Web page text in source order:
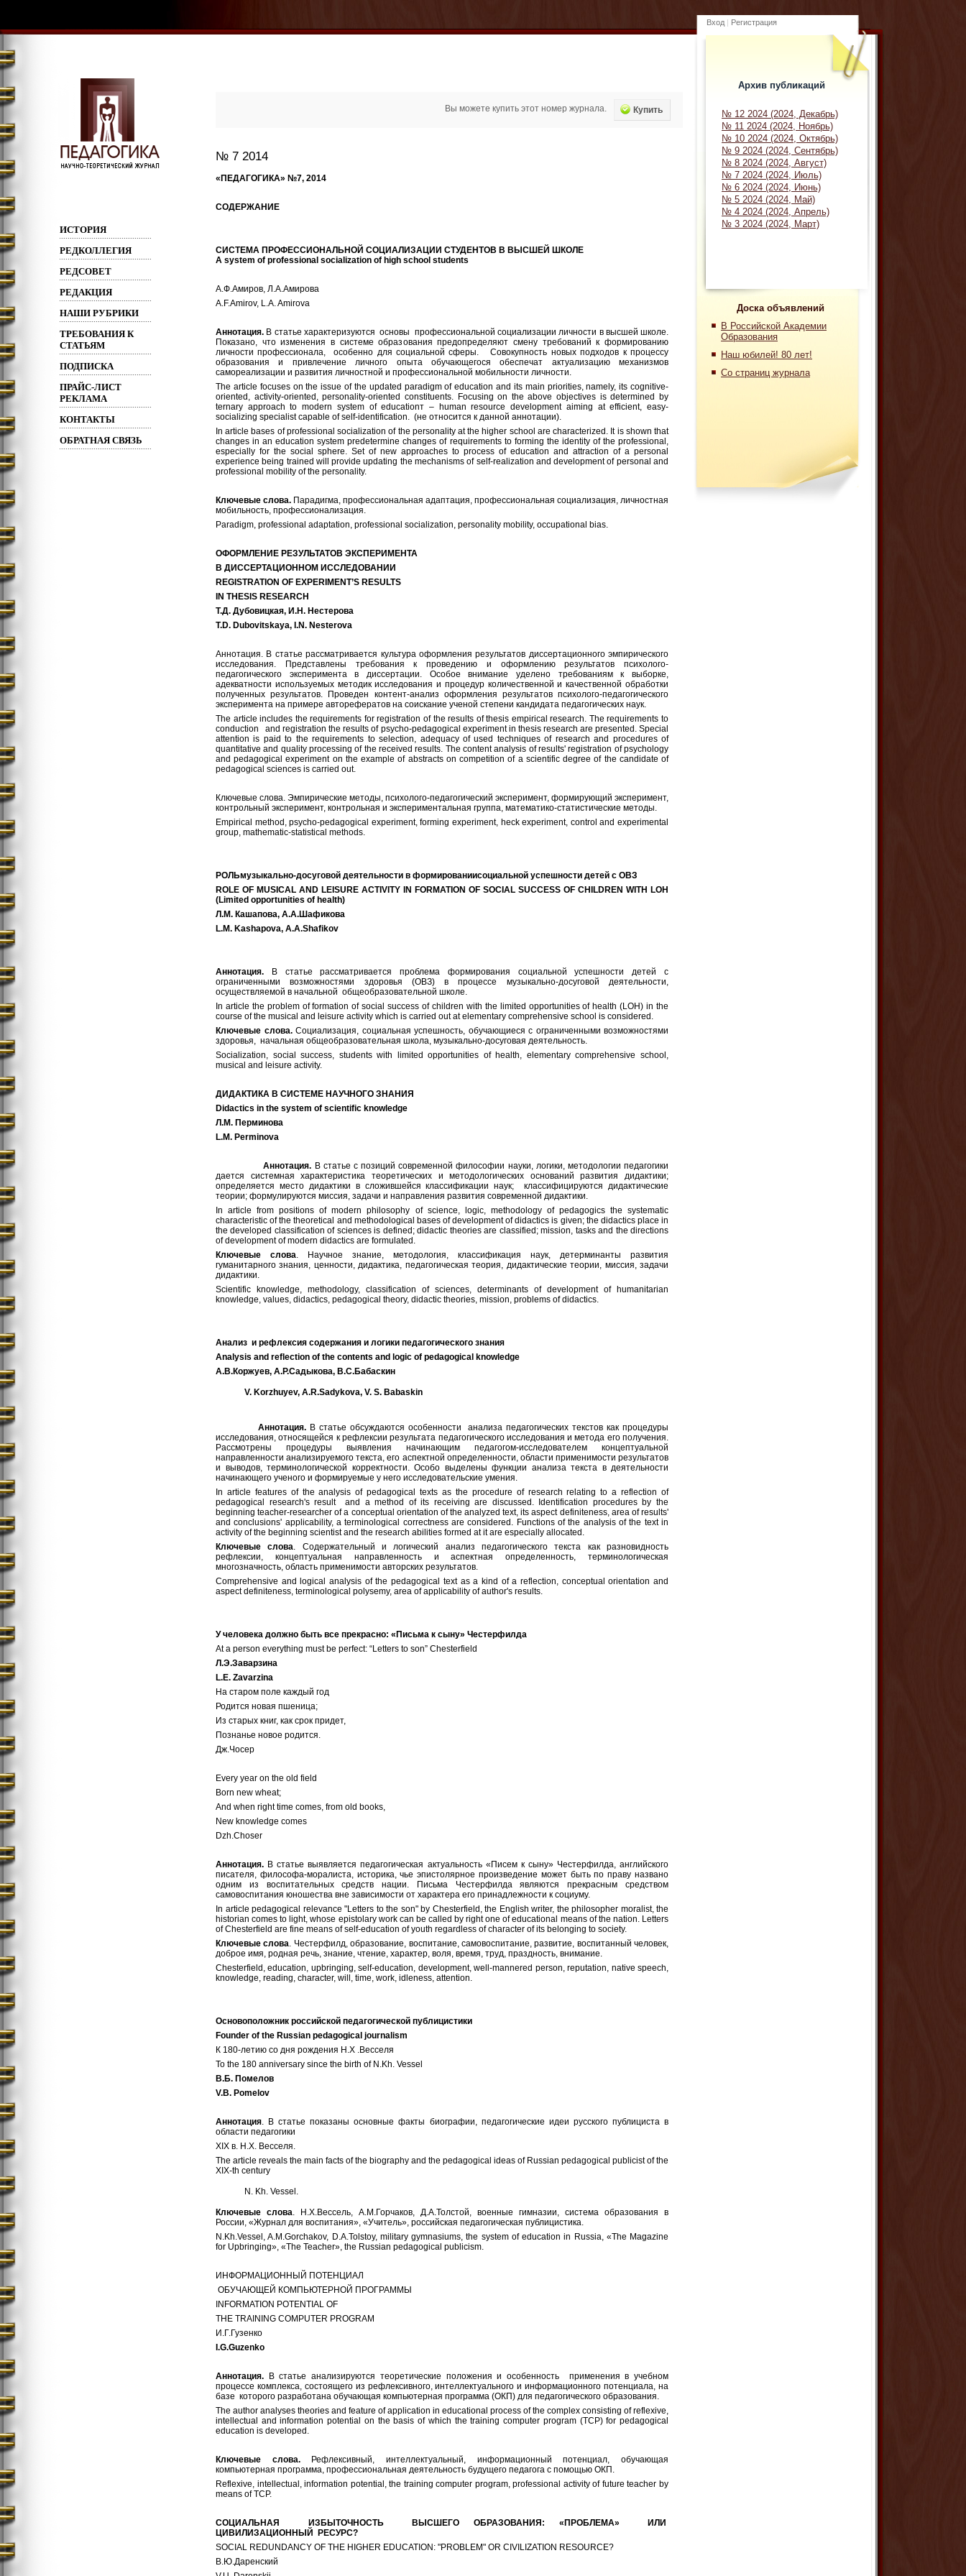
Вход | Регистрация
ИСТОРИЯ
РЕДКОЛЛЕГИЯ
РЕДСОВЕТ
РЕДАКЦИЯ
НАШИ РУБРИКИ
ТРЕБОВАНИЯ К
СТАТЬЯМ
ПОДПИСКА
ПРАЙС-ЛИСТ
РЕКЛАМА
КОНТАКТЫ
ОБРАТНАЯ СВЯЗЬ
Архив публикаций
№ 12 2024 (2024, Декабрь)
№ 11 2024 (2024, Ноябрь)
№ 10 2024 (2024, Октябрь)
№ 9 2024 (2024, Сентябрь)
№ 8 2024 (2024, Август)
№ 7 2024 (2024, Июль)
№ 6 2024 (2024, Июнь)
№ 5 2024 (2024, Май)
№ 4 2024 (2024, Апрель)
№ 3 2024 (2024, Март)
Доска объявлений
В Российской Академии
Образования
Наш юбилей! 80 лет!
Со страниц журнала
Купить
Вы можете купить этот номер журнала.
№ 7 2014
«ПЕДАГОГИКА» №7, 2014
СОДЕРЖАНИЕ
СИСТЕМА ПРОФЕССИОНАЛЬНОЙ СОЦИАЛИЗАЦИИ СТУДЕНТОВ В ВЫСШЕЙ ШКОЛЕ
A system of professional socialization of high school students
А.Ф.Амиров, Л.А.Амирова
A.F.Amirov, L.A. Amirova
Аннотация. В статье характеризуются основы профессиональной социализации личности в высшей школе.
Показано, что изменения в системе образования предопределяют смену требований к формированию
личности профессионала, особенно для социальной сферы. Совокупность новых подходов к процессу
образования и привлечение личного опыта обучающегося обеспечат актуализацию механизмов
самореализации и развития личностной и профессиональной мобильности личности.
The article focuses on the issue of the updated paradigm of education and its main priorities, namely, its cognitive-
oriented, activity-oriented, personality-oriented constituents. Focusing on the above objectives is determined by
ternary approach to modern system of educationт – human resource development aiming at efficient, easy-
socializing specialist capable of self-identification. (не относится к данной аннотации).
In article bases of professional socialization of the personality at the higher school are characterized. It is shown that
changes in an education system predetermine changes of requirements to forming the identity of the professional,
especially for the social sphere. Set of new approaches to process of education and attraction of a personal
experience being trained will provide updating the mechanisms of self-realization and development of personal and
professional mobility of the personality.
Ключевые слова. Парадигма, профессиональная адаптация, профессиональная социализация, личностная
мобильность, профессионализация.
Paradigm, professional adaptation, professional socialization, personality mobility, occupational bias.
ОФОРМЛЕНИЕ РЕЗУЛЬТАТОВ ЭКСПЕРИМЕНТА
В ДИССЕРТАЦИОННОМ ИССЛЕДОВАНИИ
REGISTRATION OF EXPERIMENT’S RESULTS
IN THESIS RESEARCH
Т.Д. Дубовицкая, И.Н. Нестерова
T.D. Dubovitskaya, I.N. Nesterova
Аннотация. В статье рассматривается культура оформления результатов диссертационного эмпирического
исследования. Представлены требования к проведению и оформлению результатов психолого-
педагогического эксперимента в диссертации. Особое внимание уделено требованиям к выборке,
адекватности используемых методик исследования и процедур количественной и качественной обработки
полученных результатов. Проведен контент-анализ оформления результатов психолого-педагогического
эксперимента на примере авторефератов на соискание ученой степени кандидата педагогических наук.
The article includes the requirements for registration of the results of thesis empirical research. The requirements to
conduction and registration the results of psycho-pedagogical experiment in thesis research are presented. Special
attention is paid to the requirements to selection, adequacy of used techniques of research and procedures of
quantitative and quality processing of the received results. The content analysis of results' registration of psychology
and pedagogical experiment on the example of abstracts on competition of a scientific degree of the candidate of
pedagogical sciences is carried out.
Ключевые слова. Эмпирические методы, психолого-педагогический эксперимент, формирующий эксперимент,
контрольный эксперимент, контрольная и экспериментальная группа, математико-статистические методы.
Empirical method, psycho-pedagogical experiment, forming experiment, heck experiment, control and experimental
group, mathematic-statistical methods.
РОЛЬмузыкально-досуговой деятельности в формированиисоциальной успешности детей с ОВЗ
ROLE OF MUSICAL AND LEISURE ACTIVITY IN FORMATION OF SOCIAL SUCCESS OF CHILDREN WITH LOH
(Limited opportunities of health)
Л.М. Кашапова, А.А.Шафикова
L.M. Kashapova, A.A.Shafikov
Аннотация.
В статье рассматривается проблема формирования социальной успешности детей с
ограниченными возможностями здоровья (ОВЗ) в процессе музыкально-досуговой деятельности,
осуществляемой в начальной общеобразовательной школе.
In article the problem of formation of social success of children with the limited opportunities of health (LOH) in the
course of the musical and leisure activity which is carried out at elementary comprehensive school is considered.
Ключевые слова. Социализация, социальная успешность, обучающиеся с ограниченными возможностями
здоровья, начальная общеобразовательная школа, музыкально-досуговая деятельность.
Socialization, social success, students with limited opportunities of health, elementary comprehensive school,
musical and leisure activity.
ДИДАКТИКА В СИСТЕМЕ НАУЧНОГО ЗНАНИЯ
Didactics in the system of scientific knowledge
Л.М. Перминова
L.M. Perminova
Аннотация. В статье с позиций современной философии науки, логики, методологии педагогики
дается системная характеристика теоретических и методологических оснований развития дидактики;
определяется место дидактики в сложившейся классификации наук; классифицируются дидактические
теории; формулируются миссия, задачи и направления развития современной дидактики.
In article from positions of modern philosophy of science, logic, methodology of pedagogics the systematic
characteristic of the theoretical and methodological bases of development of didactics is given; the didactics place in
the developed classification of sciences is defined; didactic theories are classified; mission, tasks and the directions
of development of modern didactics are formulated.
Ключевые слова. Научное знание, методология, классификация наук, детерминанты развития
гуманитарного знания, ценности, дидактика, педагогическая теория, дидактические теории, миссия, задачи
дидактики.
Scientific knowledge, methodology, classification of sciences, determinants of development of humanitarian
knowledge, values, didactics, pedagogical theory, didactic theories, mission, problems of didactics.
Анализ и рефлексия содержания и логики педагогического знания
Analysis and reflection of the contents and logic of pedagogical knowledge
А.В.Коржуев, А.Р.Садыкова, В.С.Бабаскин
V. Korzhuyev, A.R.Sadykova, V. S. Babaskin
Аннотация. В статье обсуждаются особенности анализа педагогических текстов как процедуры
исследования, относящейся к рефлексии результата педагогического исследования и метода его получения.
Рассмотрены процедуры выявления начинающим педагогом-исследователем концептуальной
направленности анализируемого текста, его аспектной определенности, области применимости результатов
и выводов, терминологической корректности. Особо выделены функции анализа текста в деятельности
начинающего ученого и формируемые у него исследовательские умения.
In article features of the analysis of pedagogical texts as the procedure of research relating to a reflection of
pedagogical research's result and a method of its receiving are discussed. Identification procedures by the
beginning teacher-researcher of a conceptual orientation of the analyzed text, its aspect definiteness, area of results'
and conclusions' applicability, a terminological correctness are considered. Functions of the analysis of the text in
activity of the beginning scientist and the research abilities formed at it are especially allocated.
Ключевые слова. Содержательный и логический анализ педагогического текста как разновидность
рефлексии, концептуальная направленность и аспектная определенность, терминологическая
многозначность, область применимости авторских результатов.
Comprehensive and logical analysis of the pedagogical text as a kind of a reflection, conceptual orientation and
aspect definiteness, terminological polysemy, area of applicability of author's results.
У человека должно быть все прекрасно: «Письма к сыну» Честерфилда
At a person everything must be perfect: “Letters to son” Chesterfield
Л.Э.Заварзина
L.E. Zavarzina
На старом поле каждый год
Родится новая пшеница;
Из старых книг, как срок придет,
Познанье новое родится.
Дж.Чосер
Every year on the old field
Born new wheat;
And when right time comes, from old books,
New knowledge comes
Dzh.Choser
Аннотация. В статье выявляется педагогическая актуальность «Писем к сыну» Честерфилда, английского
писателя, философа-моралиста, историка, чье эпистолярное произведение может быть по праву названо
одним из воспитательных средств нации. Письма Честерфилда являются прекрасным средством
самовоспитания юношества вне зависимости от характера его принадлежности к социуму.
In article pedagogical relevance "Letters to the son" by Chesterfield, the English writer, the philosopher moralist, the
historian comes to light, whose epistolary work can be called by right one of educational means of the nation. Letters
of Chesterfield are fine means of self-education of youth regardless of character of its belonging to society.
Ключевые слова. Честерфилд, образование, воспитание, самовоспитание, развитие, воспитанный человек,
доброе имя, родная речь, знание, чтение, характер, воля, время, труд, праздность, внимание.
Chesterfield, education, upbringing, self-education, development, well-mannered person, reputation, native speech,
knowledge, reading, character, will, time, work, idleness, attention.
Основоположник российской педагогической публицистики
Founder of the Russian pedagogical journalism
К 180-летию со дня рождения Н.Х .Весселя
To the 180 anniversary since the birth of N.Kh. Vessel
В.Б. Помелов
V.B. Pomelov
Аннотация. В статье показаны основные факты биографии, педагогические идеи русского публициста в
области педагогики
XIX в. Н.Х. Весселя.
The article reveals the main facts of the biography and the pedagogical ideas of Russian pedagogical publicist of the
XIX-th century
N. Kh. Vessel.
Ключевые слова. Н.Х.Вессель, А.М.Горчаков, Д.А.Толстой, военные гимназии, система образования в
России, «Журнал для воспитания», «Учитель», российская педагогическая публицистика.
N.Kh.Vessel, A.M.Gorchakov, D.A.Tolstoy, military gymnasiums, the system of education in Russia, «The Magazine
for Upbringing», «The Teacher», the Russian pedagogical publicism.
ИНФОРМАЦИОННЫЙ ПОТЕНЦИАЛ
ОБУЧАЮЩЕЙ КОМПЬЮТЕРНОЙ ПРОГРАММЫ
INFORMATION POTENTIAL OF
THE TRAINING COMPUTER PROGRAM
И.Г.Гузенко
.G.Guzenko
Аннотация. В статье анализируются теоретические положения и особенность применения в учебном
процессе комплекса, состоящего из рефлексивного, интеллектуального и информационного потенциала, на
базе которого разработана обучающая компьютерная программа (ОКП) для педагогического образования.
The author analyses theories and feature of application in educational process of the complex consisting of reflexive,
intellectual and information potential on the basis of which the training computer program (TCP) for pedagogical
education is developed.
Ключевые слова.
Рефлексивный, интеллектуальный, информационный потенциал, обучающая
компьютерная программа, профессиональная деятельность будущего педагога с помощью ОКП.
Reflexive, intellectual, information potential, the training computer program, professional activity of future teacher by
means of TCP.
СОЦИАЛЬНАЯ ИЗБЫТОЧНОСТЬ ВЫСШЕГО ОБРАЗОВАНИЯ: «ПРОБЛЕМА» ИЛИ
ЦИВИЛИЗАЦИОННЫЙ РЕСУРС?
SOCIAL REDUNDANCY OF THE HIGHER EDUCATION: "PROBLEM" OR CIVILIZATION RESOURCE?
В.Ю.Даренский